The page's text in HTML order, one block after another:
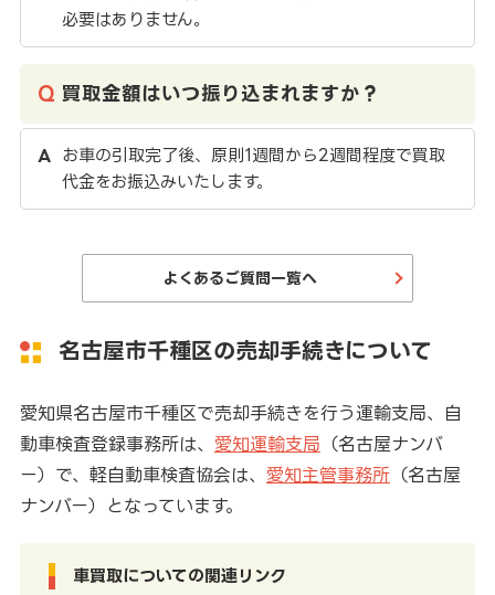
必要はありません。
買取金額はいつ振り込まれますか？
お車の引取完了後、原則1週間から2週間程度で買取
代金をお振込みいたします。
よくあるご質問一覧へ
名古屋市千種区の売却手続きについて
愛知県名古屋市千種区で売却手続きを行う運輸支局、自
動車検査登録事務所は、 愛知運輸支局 （名古屋ナンバ
ー）で、軽自動車検査協会は、 愛知主管事務所（名古屋
ナンバー）となっています。
車買取についての関連リンク